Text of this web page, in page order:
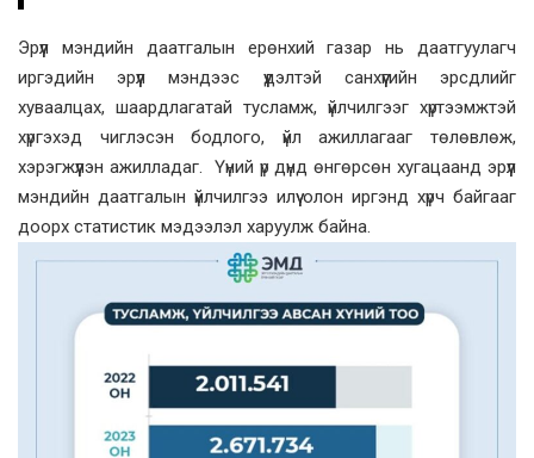
Эрүүл мэндийн даатгалын ерөнхий газар нь даатгуулагч
иргэдийн эрүүл мэндээс үүдэлтэй санхүүгийн эрсдлийг
хуваалцах, шаардлагатай тусламж, үйлчилгээг хүртээмжтэй
хүргэхэд чиглэсэн бодлого, үйл ажиллагааг төлөвлөж,
хэрэгжүүлэн ажилладаг. Үүний үр дүнд өнгөрсөн хугацаанд эрүүл
мэндийн даатгалын үйлчилгээ илүү олон иргэнд хүрч байгааг
доорх статистик мэдээлэл харуулж байна.